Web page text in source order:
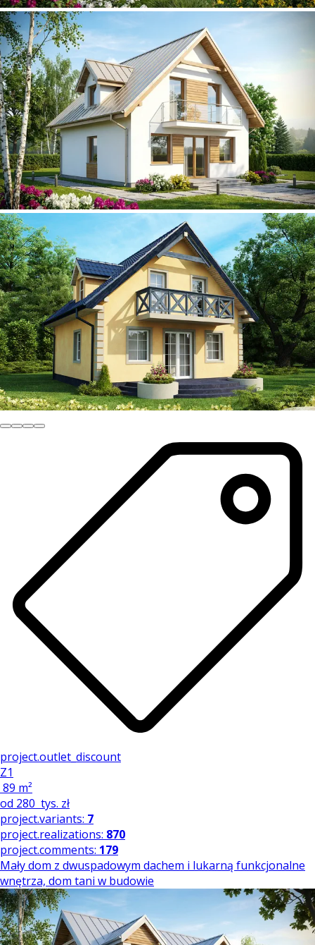
project.outlet_discount
Z1
89 m²
od 280 tys. zł
project.variants: 7
project.realizations: 870
project.comments: 179
Mały dom z dwuspadowym dachem i lukarną funkcjonalne
wnętrza, dom tani w budowie